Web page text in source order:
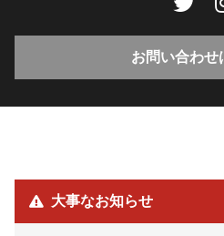
お問い合わせ
大事なお知らせ